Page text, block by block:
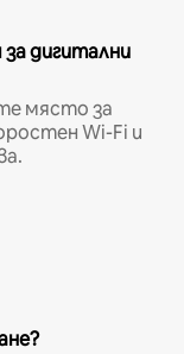
дигитални
място за
Wi-Fi и